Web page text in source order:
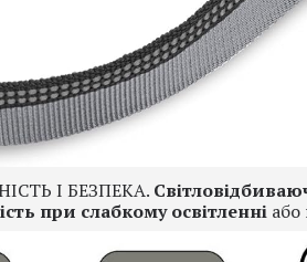
І БЕЗПЕКА.
при слабкому освітленніабо